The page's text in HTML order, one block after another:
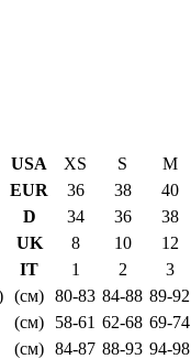
USA XS S M
EUR
36 38 40
D
34 36 38
UK
8 10 12
IT
1 2 3
(см) 80-83 84-88 89-92
(см) 58-61 62-68 69-74
(см) 84-87 88-93 94-98